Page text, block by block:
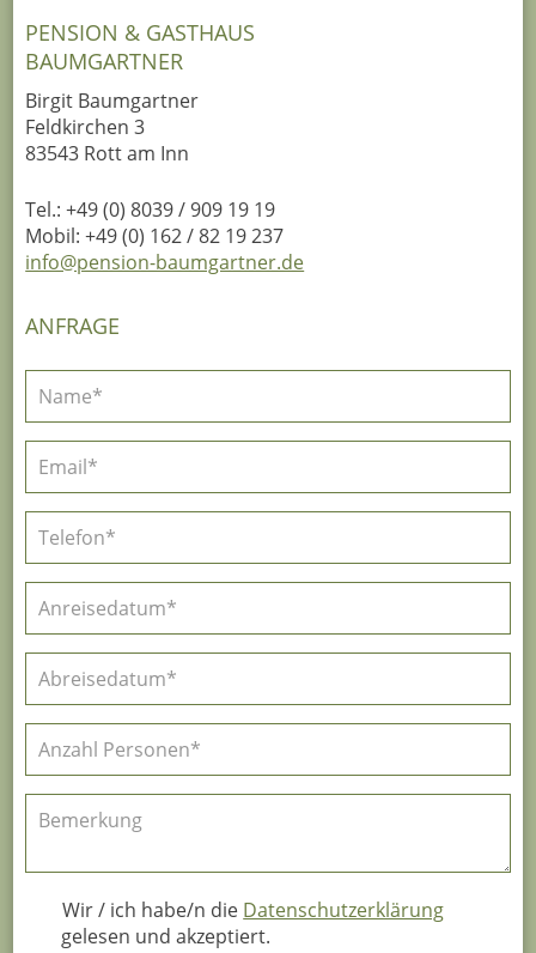
PENSION & GASTHAUS
BAUMGARTNER
Birgit Baumgartner
Feldkirchen 3
83543 Rott am Inn
Tel.: +49 (0) 8039 / 909 19 19
Mobil: +49 (0) 162 / 82 19 237
info@pension-baumgartner.de
ANFRAGE
Wir / ich habe/n die Datenschutzerklärung
gelesen und akzeptiert.